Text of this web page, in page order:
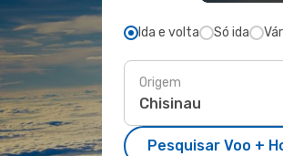
Ida e volta Só ida
Origem
Pesquisar Voo +